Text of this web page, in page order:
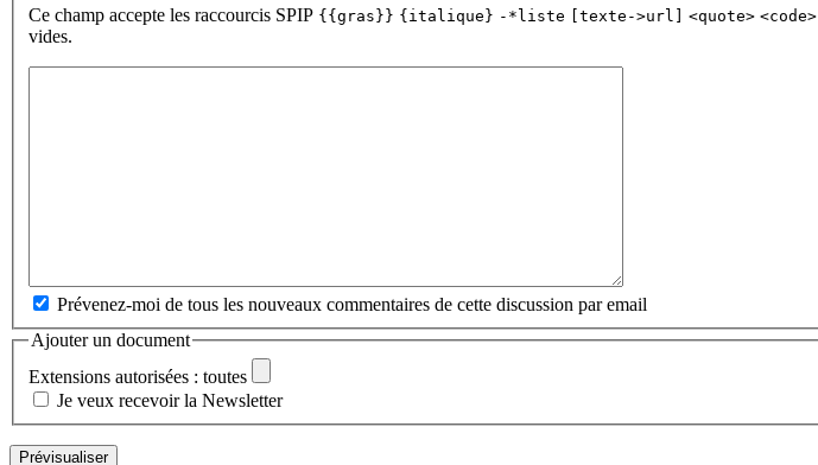
Ce champ accepte les raccourcis SPIP {{gras}} {italique} -*liste [texte->url] <quote> <code>
vides.
Prévenez-moi de tous les nouveaux commentaires de cette discussion par email
Ajouter un document
Extensions autorisées : toutes
Je veux recevoir la Newsletter